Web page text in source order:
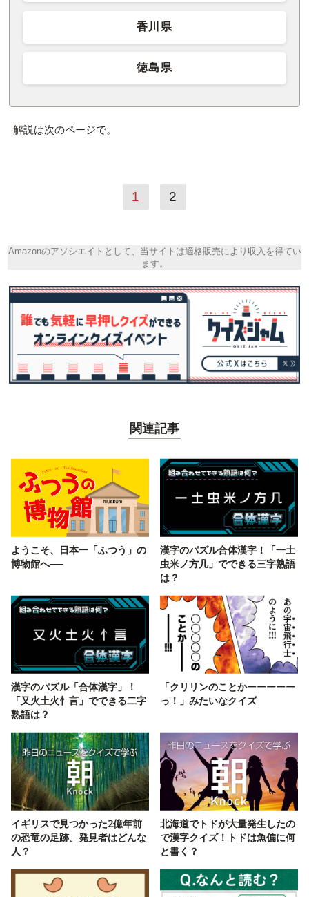
香川県
徳島県
解説は次のページで。
1 2
Amazonのアソシエイトとして、当サイトは適格販売により収入を得てい
ます。
関連記事
ようこそ、日本一「ふつう」の
博物館へ──
漢字のパズル合体漢字！「一土
虫米ノ方几」でできる三字熟語
は？
漢字のパズル「合体漢字」！
「又火土火忄言」でできる二字
熟語は？
「クリリンのことかーーーーー
っ！」みたいなクイズ
イギリスで見つかった2億年前
の恐竜の足跡。発見者はどんな
人？
北海道でトドが大量発生したの
で漢字クイズ！トドは魚偏に何
と書く？